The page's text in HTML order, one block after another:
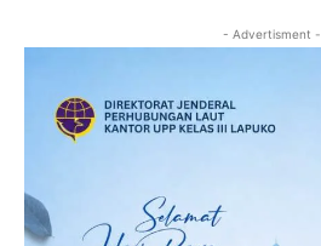
- Advertisment -